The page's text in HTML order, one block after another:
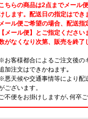
ちらの商品は2点までメール
します。配送日の指定はでき
ール便ご希望の場合、配送指
【メール便】とご指定ください
がなくなり次第、販売を終了
お客様都合によるご注文後の
加注文はできかねます｡
悪天候や交通事情等により配
ございます。
不便をお掛けしますが､何卒